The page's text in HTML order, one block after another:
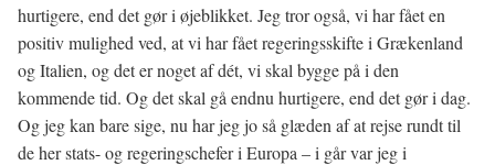
hurtigere, end det gør i øjeblikket. Jeg tror også, vi har fået en
positiv mulighed ved, at vi har fået regeringsskifte i Grækenland
og Italien, og det er noget af dét, vi skal bygge på i den
kommende tid. Og det skal gå endnu hurtigere, end det gør i dag.
Og jeg kan bare sige, nu har jeg jo så glæden af at rejse rundt til
de her stats- og regeringschefer i Europa – i går var jeg i